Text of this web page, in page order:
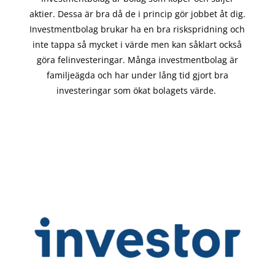
aktier. Dessa är bra då de i princip görjobbet åt dig.
Investmentbolag brukar ha en bra riskspridning och
inte tappa så mycket i värde men kan såklart också
göra felinvesteringar. Många investmentbolag är
familjeägda och har under lång tid gjort bra
investeringar som ökat bolagets värde.